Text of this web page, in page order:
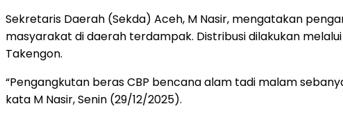
Sekretaris Daerah (Sekda) Aceh, M Nasir, mengatakan
masyarakat di daerah terdampak. Distribusi dilakukan
Takengon.
“Pengangkutan beras CBP bencana alam tadi malam
kata M Nasir, Senin (29/12/2025).